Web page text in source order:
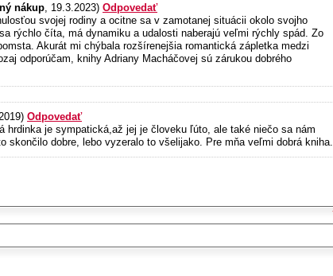
nákup , 19.3.2023) Odpovedať
svojej rodiny a ocitne sa v zamotanej situácii okolo svojho
rýchlo číta, má dynamiku a udalosti naberajú veľmi rýchly spád. Zo
Akurát mi chýbala rozšírenejšia romantická zápletka medzi
odporúčam, knihy Adriany Macháčovej sú zárukou dobrého
Odpovedať
hrdinka je sympatická,až jej je človeku ľúto, ale také niečo sa nám
skončilo dobre, lebo vyzeralo to všelijako. Pre mňa veľmi dobrá kniha.